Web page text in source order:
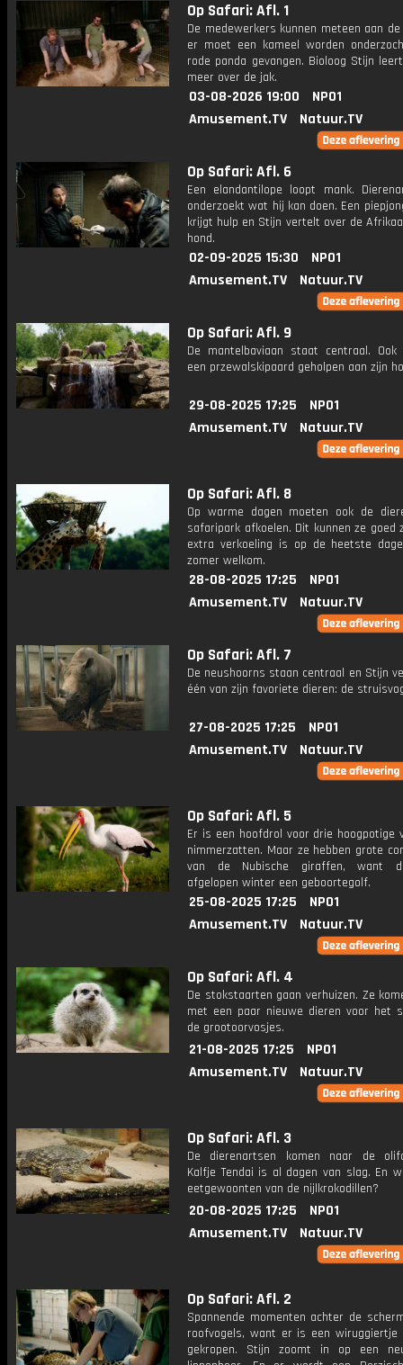
Op Safari: Afl. 1
De medewerkers kunnen meteen aan
er moet een kameel worden
rode panda gevangen. Bioloog Stijn
meer over de jak.
03-08-2026 19:00
NPO1
Amusement.TV
Natuur.TV
Op Safari: Afl. 6
Een elandantilope loopt mank.
onderzoekt wat hij kan doen. Een
krijgt hulp en Stijn vertelt over de
hond.
02-09-2025 15:30
NPO1
Amusement.TV
Natuur.TV
Op Safari: Afl. 9
De mantelbaviaan staat centraal.
een przewalskipaard geholpen aan zijn
29-08-2025 17:25
NPO1
Amusement.TV
Natuur.TV
Op Safari: Afl. 8
Op warme dagen moeten ook de
safaripark afkoelen. Dit kunnen ze goed
extra verkoeling is op de heetste
zomer welkom.
28-08-2025 17:25
NPO1
Amusement.TV
Natuur.TV
Op Safari: Afl. 7
De neushoorns staan centraal en Stijn
één van zijn favoriete dieren: de
27-08-2025 17:25
NPO1
Amusement.TV
Natuur.TV
Op Safari: Afl. 5
Er is een hoofdrol voor drie hoogpotige
nimmerzatten. Maar ze hebben grote
van de Nubische giraffen, want
afgelopen winter een geboortegolf.
25-08-2025 17:25
NPO1
Amusement.TV
Natuur.TV
Op Safari: Afl. 4
De stokstaarten gaan verhuizen. Ze
met een paar nieuwe dieren voor het
de grootoorvosjes.
21-08-2025 17:25
NPO1
Amusement.TV
Natuur.TV
Op Safari: Afl. 3
De dierenartsen komen naar de
Kalfje Tendai is al dagen van slag. En
eetgewoonten van de nijlkrokodillen?
20-08-2025 17:25
NPO1
Amusement.TV
Natuur.TV
Op Safari: Afl. 2
Spannende momenten achter de
roofvogels, want er is een
gekropen. Stijn zoomt in op een